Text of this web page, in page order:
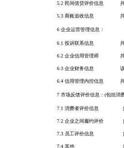
5.2 民间借贷评价信息
5.3 商账追收信息
6 企业运营管理信息：
6.1 投诉联系信息
6.2 企业信用管理师
6.3 企业财务信息
6.4 信用管理内控信息
7 市场反馈评价信息：(包括消
7.1 消费者评价信息
7.2 企业之间履约评价
7.3 员工评价信息
7.4 其他